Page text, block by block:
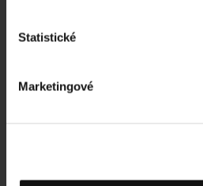
Statistické
Marketingové